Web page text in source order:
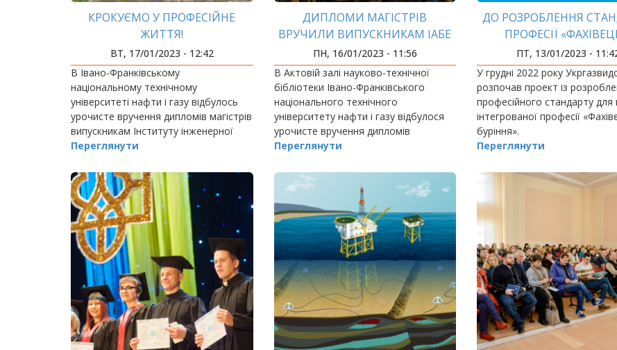
КРОКУЄМО У ПРОФЕСІЙНЕ
ЖИТТЯ!
ВТ, 17/01/2023 - 12:42
В Івано-Франківському
національному технічному
університеті нафти і газу відбулось
урочисте вручення дипломів магістрів
випускникам Інституту інженерної
механіки.
Переглянути
ДИПЛОМИ МАГІСТРІВ
ВРУЧИЛИ ВИПУСКНИКАМ ІАБЕ
ПН, 16/01/2023 - 11:56
В Актовій залі науково-технічної
бібліотеки Івано-Франківського
національного технічного
університету нафти і газу відбулося
урочисте вручення дипломів
магістрам Інститут архітектури,
(ІАБЕ
Переглянути
ДО РОЗРОБЛЕННЯ
ПРОФЕСІЇ
БУРІННЯ» ЗАЛУЧЕНІ
ІФНТУНГ
ПТ, 13/01/2023 -
У грудні 2022 року
розпочав проект із
професійного стандарту для
інтегрованої професії
буріння».
Переглянути